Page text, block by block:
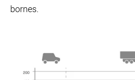
bornes.